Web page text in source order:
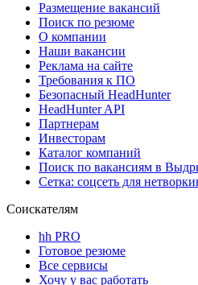
Размещение вакансий
Поиск по резюме
О компании
Наши вакансии
Реклама на сайте
Требования к ПО
Безопасный HeadHunter
HeadHunter API
Партнерам
Инвесторам
Каталог компаний
Поиск по вакансиям в
Сетка: соцсеть для
Соискателям
hh PRO
Готовое резюме
Все сервисы
Хочу у вас работать